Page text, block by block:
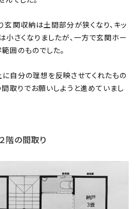
玄関収納は土間部分が狭くなり、キッ
小さくなりましたが、一方で玄関ホー
囲のものでした。
自分の理想を反映させてくれたもの
間取りでお願いしようと進めていまし
階の間取り